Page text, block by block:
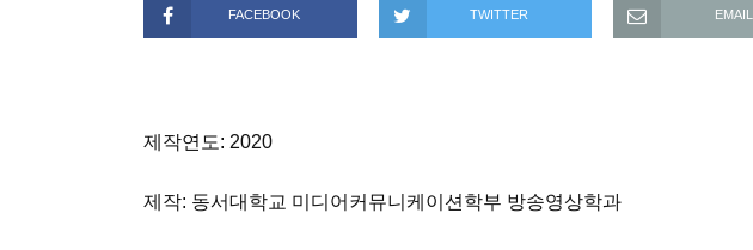
FACEBOOK TWITTER EMAIL
제작연도: 2020
제작: 동서대학교 미디어커뮤니케이션학부 방송영상학과